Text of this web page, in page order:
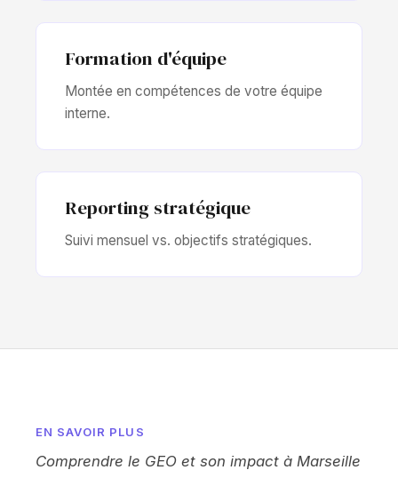
Formation d'équipe
Montée en compétences de votre équipe
interne.
Reporting stratégique
Suivi mensuel vs. objectifs stratégiques.
EN SAVOIR PLUS
Comprendre le GEO et son impact à Marseille